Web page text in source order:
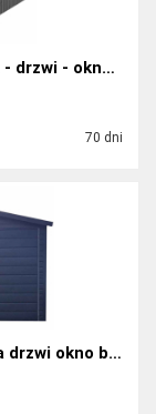
Garaż blaszany 5x6m - brama uchylna - drzwi - okno...
70 dni
Garaż blaszany 6x5,8m Brama uchylna drzwi okno bla...